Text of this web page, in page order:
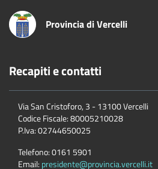
Provincia di Vercelli
Recapiti e contatti
Via San Cristoforo, 3 - 13100 Vercelli
Codice Fiscale:80005210028
P.Iva:02744650025
Telefono:0161 5901
Email: presidente@provincia.vercelli.it